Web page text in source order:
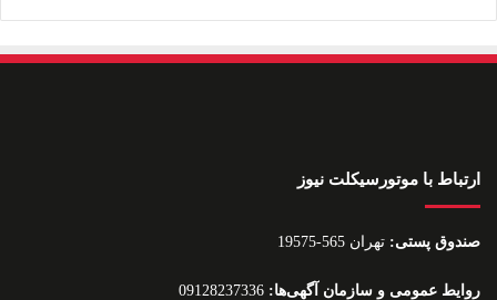
ارتباط با موتورسیکلت نیوز
صندوق پستی: تهران 565-19575
روایط عمومی و سازمان آگهی‌ها: